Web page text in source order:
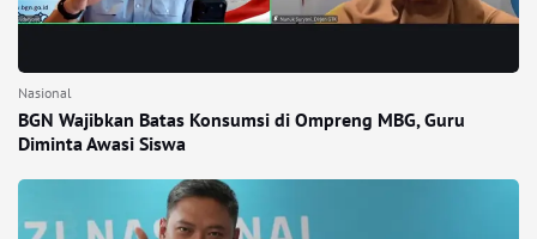
Nasional
BGN Wajibkan Batas Konsumsi di Ompreng MBG, Guru
Diminta Awasi Siswa